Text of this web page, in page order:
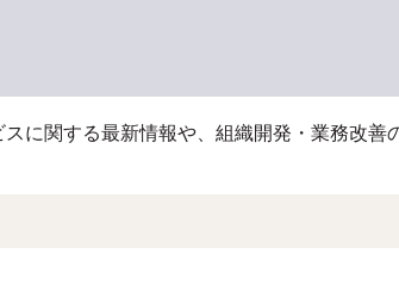
に関する最新情報や、組織開発・業務改善
です。